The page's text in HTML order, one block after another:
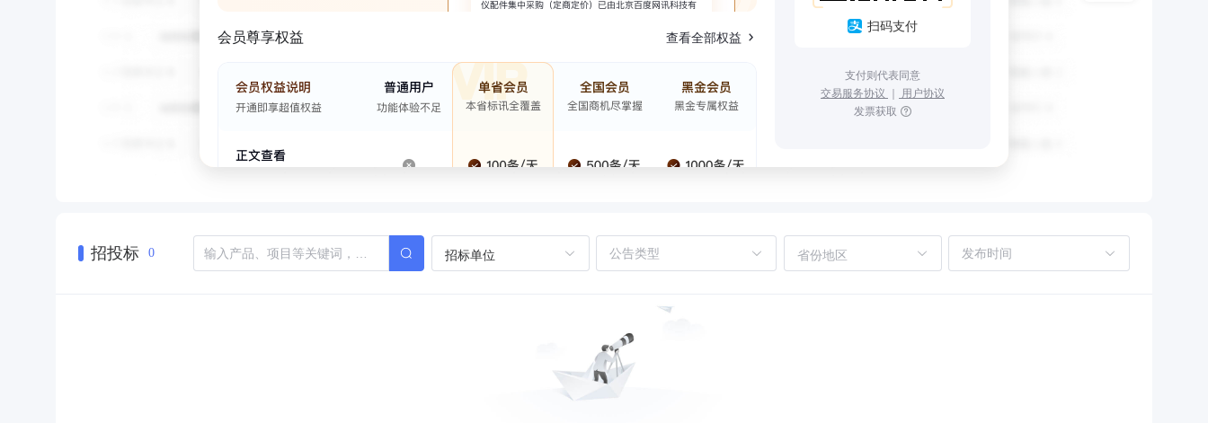
会员尊享权益 查看全部权益
扫码支付
支付则代表同意
交易服务协议 ｜ 用户协议
发票获取
招投标 0 招标单位 省份地区